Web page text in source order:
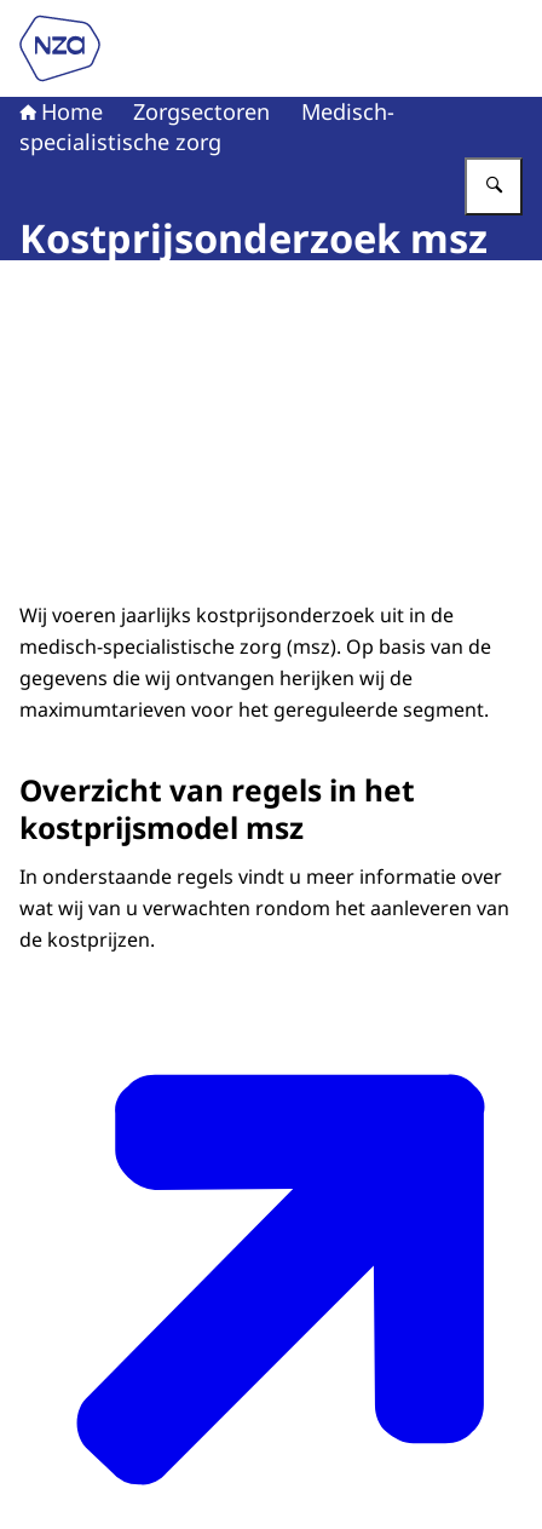
Naar de homepage van Nederlandse Zorgautoriteit
Home Zorgsectoren
Medisch-
specialistische zorg
Kostprijsonderzoek msz
Wij voeren jaarlijks kostprijsonderzoek uit in de
medisch-specialistische zorg (msz). Op basis van de
gegevens die wij ontvangen herijken wij de
maximumtarieven voor het gereguleerde segment.
Overzicht van regels in het
kostprijsmodel msz
In onderstaande regels vindt u meer informatie over
wat wij van u verwachten rondom het aanleveren van
de kostprijzen.